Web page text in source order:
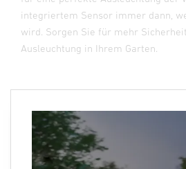
integriertem Sensor immer dann,
wird. Sorgen Sie für mehr
Ausleuchtung in Ihrem Garten.